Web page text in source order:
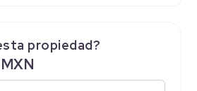
propiedad?